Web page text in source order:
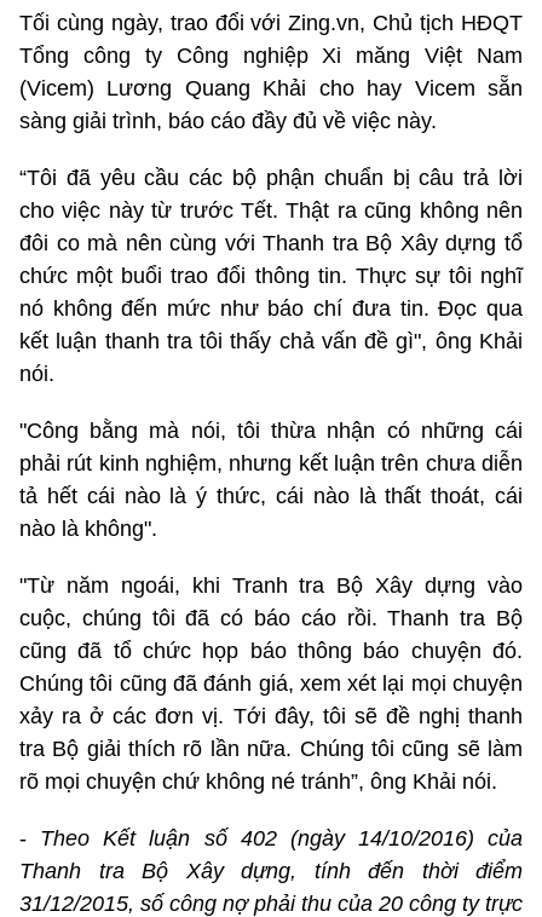
Tối cùng ngày, trao đổi với Zing.vn, Chủ tịch HĐQT
Tổng công ty Công nghiệp Xi măng Việt Nam
(Vicem) Lương Quang Khải cho hay Vicem sẵn
sàng giải trình, báo cáo đầy đủ về việc này.
“Tôi đã yêu cầu các bộ phận chuẩn bị câu trả lời
cho việc này từ trước Tết. Thật ra cũng không nên
đôi co mà nên cùng với Thanh tra Bộ Xây dựng tổ
chức một buổi trao đổi thông tin. Thực sự tôi nghĩ
nó không đến mức như báo chí đưa tin. Đọc qua
kết luận thanh tra tôi thấy chả vấn đề gì", ông Khải
nói.
"Công bằng mà nói, tôi thừa nhận có những cái
phải rút kinh nghiệm, nhưng kết luận trên chưa diễn
tả hết cái nào là ý thức, cái nào là thất thoát, cái
nào là không".
"Từ năm ngoái, khi Tranh tra Bộ Xây dựng vào
cuộc, chúng tôi đã có báo cáo rồi. Thanh tra Bộ
cũng đã tổ chức họp báo thông báo chuyện đó.
Chúng tôi cũng đã đánh giá, xem xét lại mọi chuyện
xảy ra ở các đơn vị. Tới đây, tôi sẽ đề nghị thanh
tra Bộ giải thích rõ lần nữa. Chúng tôi cũng sẽ làm
rõ mọi chuyện chứ không né tránh”, ông Khải nói.
- Theo Kết luận số 402 (ngày 14/10/2016) của
Thanh tra Bộ Xây dựng, tính đến thời điểm
31/12/2015, số công nợ phải thu của 20 công ty trực